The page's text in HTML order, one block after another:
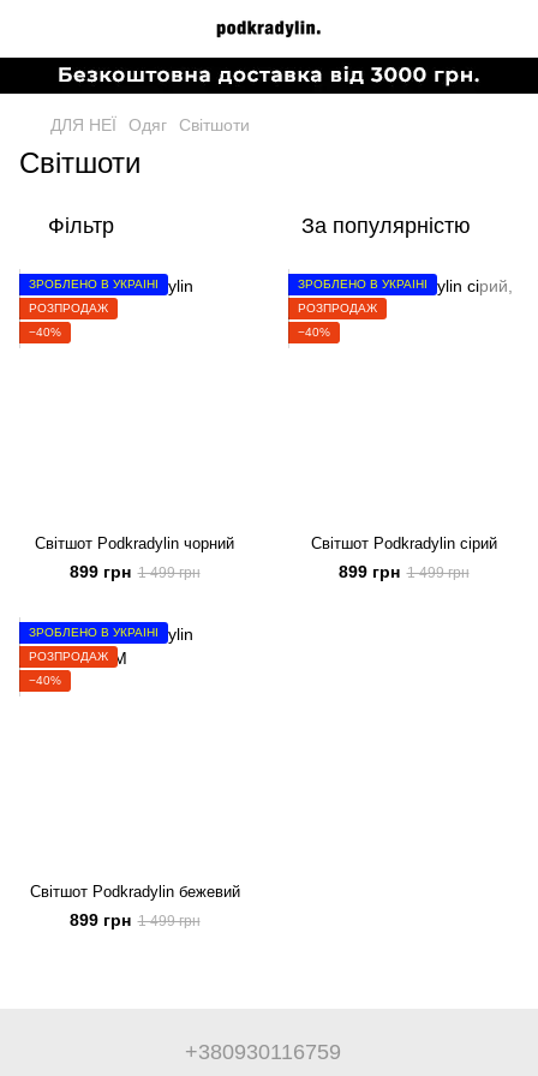
ДЛЯ НЕЇ Одяг Світшоти
Світшоти
Фільтр За популярністю
ЗРОБЛЕНО В УКРАЇНІ
РОЗПРОДАЖ
−40%
Світшот Podkradylin чорний
899 грн 1 499 грн
ЗРОБЛЕНО В УКРАЇНІ
РОЗПРОДАЖ
−40%
Світшот Podkradylin сірий
899 грн 1 499 грн
ЗРОБЛЕНО В УКРАЇНІ
РОЗПРОДАЖ
−40%
Світшот Podkradylin бежевий
899 грн 1 499 грн
+380930116759